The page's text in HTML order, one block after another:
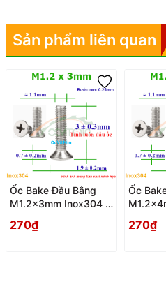
Sản phẩm liên quan
Ốc Bake Đầu Bằng
M1.2x3mm Inox304 -
270₫
Ốc
270₫